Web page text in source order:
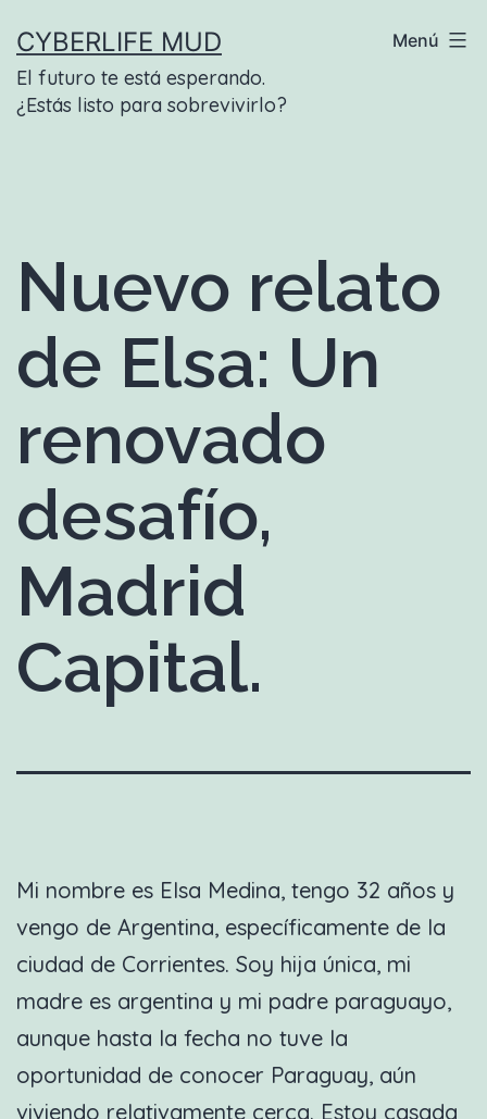
contenido
CYBERLIFE MUD
El futuro te está esperando.
¿Estás listo para sobrevivirlo?
Menú
Nuevo relato
de Elsa: Un
renovado
desafío,
Madrid
Capital.
Mi nombre es Elsa Medina, tengo 32 años y
vengo de Argentina, específicamente de la
ciudad de Corrientes. Soy hija única, mi
madre es argentina y mi padre paraguayo,
aunque hasta la fecha no tuve la
oportunidad de conocer Paraguay, aún
viviendo relativamente cerca. Estoy casada